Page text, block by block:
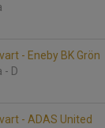
- Eneby BK Grön
- D
- ADAS United